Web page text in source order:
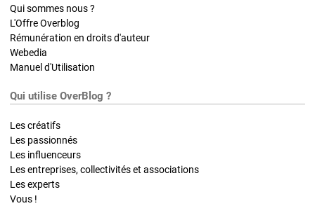
Qui sommes nous ?
L'Offre Overblog
Rémunération en droits d'auteur
Webedia
Manuel d'Utilisation
Qui utilise OverBlog ?
Les créatifs
Les passionnés
Les influenceurs
Les entreprises, collectivités et associations
Les experts
Vous !